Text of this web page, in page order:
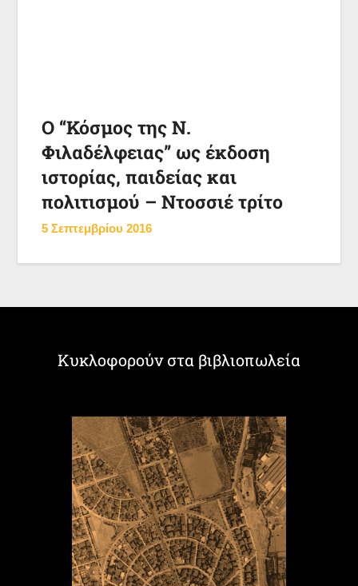
O “Κόσμος της Ν.
Φιλαδέλφειας” ως έκδοση
ιστορίας, παιδείας και
πολιτισμού – Ντοσσιέ τρίτο
5 Σεπτεμβρίου 2016
Κυκλοφορούν στα βιβλιοπωλεία